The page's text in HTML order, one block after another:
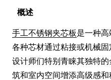
概述
手工不锈钢夹芯板是一种
各种芯材通过粘接或机械固
设计师们特别青睐其独特
筑和室内空间增添高级感和